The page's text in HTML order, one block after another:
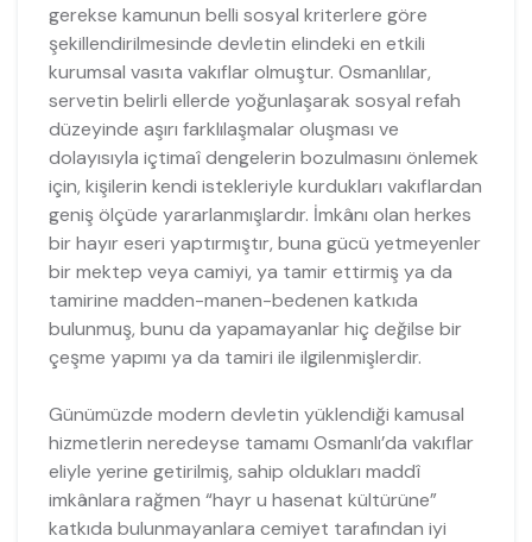
gerekse kamunun belli sosyal kriterlere göre
şekillendirilmesinde devletin elindeki en etkili
kurumsal vasıta vakıflar olmuştur. Osmanlılar,
servetin belirli ellerde yoğunlaşarak sosyal refah
düzeyinde aşırı farklılaşmalar oluşması ve
dolayısıyla içtimaî dengelerin bozulmasını önlemek
için, kişilerin kendi istekleriyle kurdukları vakıflardan
geniş ölçüde yararlanmışlardır. İmkânı olan herkes
bir hayır eseri yaptırmıştır, buna gücü yetmeyenler
bir mektep veya camiyi, ya tamir ettirmiş ya da
tamirine madden-manen-bedenen katkıda
bulunmuş, bunu da yapamayanlar hiç değilse bir
çeşme yapımı ya da tamiri ile ilgilenmişlerdir.
Günümüzde modern devletin yüklendiği kamusal
hizmetlerin neredeyse tamamı Osmanlı’da vakıflar
eliyle yerine getirilmiş, sahip oldukları maddî
imkânlara rağmen “hayr u hasenat kültürüne”
katkıda bulunmayanlara cemiyet tarafından iyi